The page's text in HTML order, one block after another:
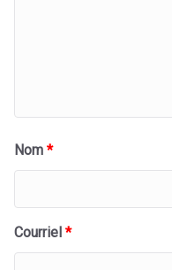
Nom *
Courriel *